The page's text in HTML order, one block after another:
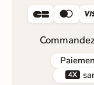
 
